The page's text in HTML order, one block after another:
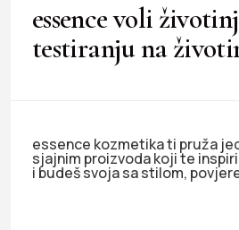
essence voli
testiranju na
essence kozmetika ti pruža
sjajnim proizvoda koji te
i budeš svoja sa stilom,